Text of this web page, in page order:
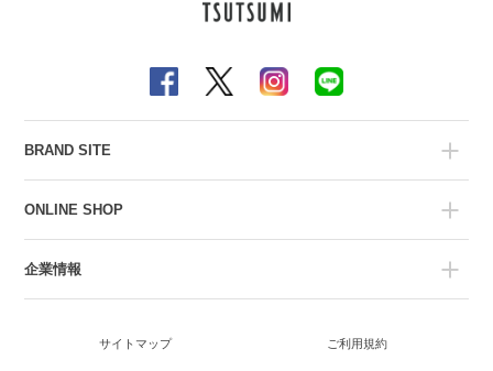
BRAND SITE
ONLINE SHOP
企業情報
サイトマップ ご利用規約